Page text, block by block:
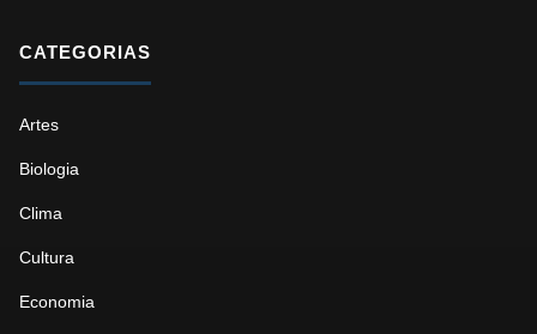
CATEGORIAS
Artes
Biologia
Clima
Cultura
Economia